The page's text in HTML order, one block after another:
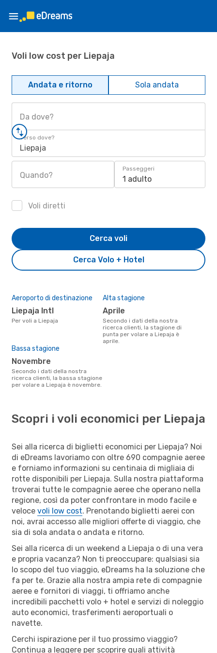
Voli low cost per Liepaja
Andata e ritorno Sola andata
Da dove?
Verso dove?
Liepaja
Quando?
Passeggeri
1 adulto
Voli diretti
Cerca Volo + Hotel
Cerca voli
Aeroporto di destinazione
Liepaja Intl
Per voli a Liepaja
Alta stagione
aprile
Secondo i dati della nostra
ricerca clienti, la stagione di
punta per volare a Liepaja è
aprile.
Bassa stagione
novembre
Secondo i dati della nostra
ricerca clienti, la bassa stagione
per volare a Liepaja è novembre.
Scopri i voli economici per Liepaja
Sei alla ricerca di biglietti economici per Liepaja? Noi
di eDreams lavoriamo con oltre 690 compagnie aeree
e forniamo informazioni su centinaia di migliaia di
rotte disponibili per Liepaja. Sulla nostra piattaforma
troverai tutte le compagnie aeree che operano nella
regione, così da poter confrontare in modo facile e
veloce voli low cost. Prenotando biglietti aerei con
noi, avrai accesso alle migliori offerte di viaggio, che
sia di sola andata o andata e ritorno.
Sei alla ricerca di un weekend a Liepaja o di una vera
e propria vacanza? Non ti preoccupare: qualsiasi sia
lo scopo del tuo viaggio, eDreams ha la soluzione che
fa per te. Grazie alla nostra ampia rete di compagnie
aeree e fornitori di viaggi, ti offriamo anche
incredibili pacchetti volo + hotel e servizi di noleggio
auto economici, trasferimenti aeroportuali o
navette.
Cerchi ispirazione per il tuo prossimo viaggio?
Continua a leggere per scoprire quali attività